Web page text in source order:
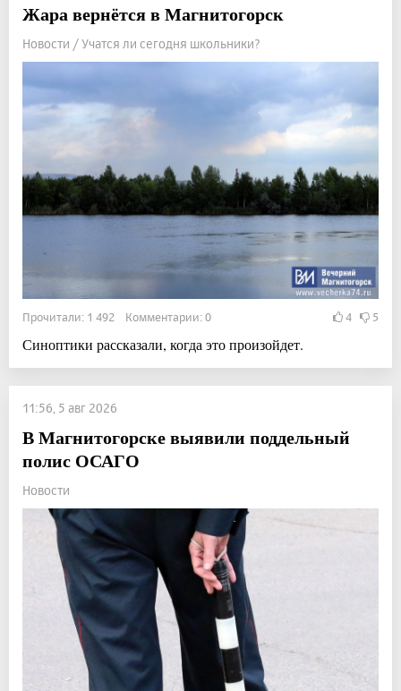
Жара вернётся в Магнитогорск
Новости / Учатся ли сегодня школьники?
Прочитали: 1 492 Комментарии: 0 4 5
Синоптики рассказали, когда это произойдет.
11:56, 5 авг 2026
В Магнитогорске выявили поддельный
полис ОСАГО
Новости